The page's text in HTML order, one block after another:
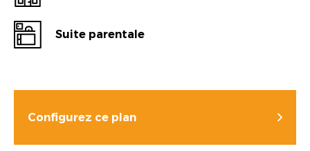
Suite parentale
Configurez ce plan